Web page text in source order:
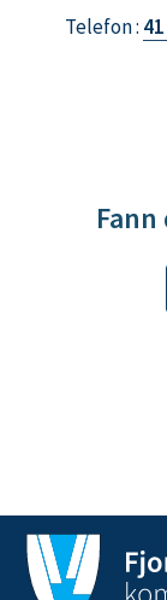
Telefon